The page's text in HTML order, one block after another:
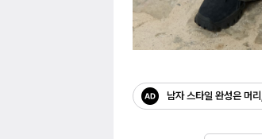
남자 스타일 완성은 머리,